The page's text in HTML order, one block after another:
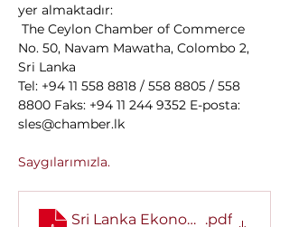
yer almaktadır:
No. 50, Navam Mawatha, Colombo 2,
Sri Lanka
Tel: +94 11 558 8818 / 558 8805 / 558
8800 Faks: +94 11 244 9352 E-posta:
sles@chamber.lk
Saygılarımızla.
Sri Lanka Ekonomi ve
.pdf